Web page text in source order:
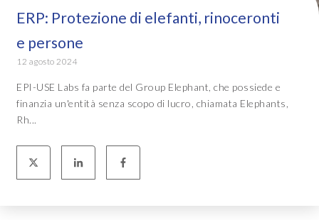
ERP: Protezione di elefanti, rinoceronti
e persone
12 agosto 2024
EPI-USE Labs fa parte del Group Elephant, che possiede e
finanzia un'entità senza scopo di lucro, chiamata Elephants,
Rh...